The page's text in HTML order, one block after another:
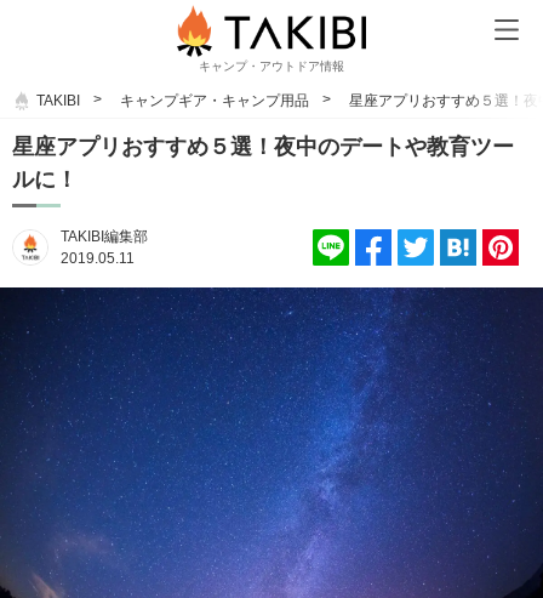
キャンプ・アウトドア情報
TAKIBI キャンプギア・キャンプ用品 星座アプリおすすめ５選！
星座アプリおすすめ５選！夜中のデートや教育ツー
ルに！
TAKIBI編集部
2019.05.11